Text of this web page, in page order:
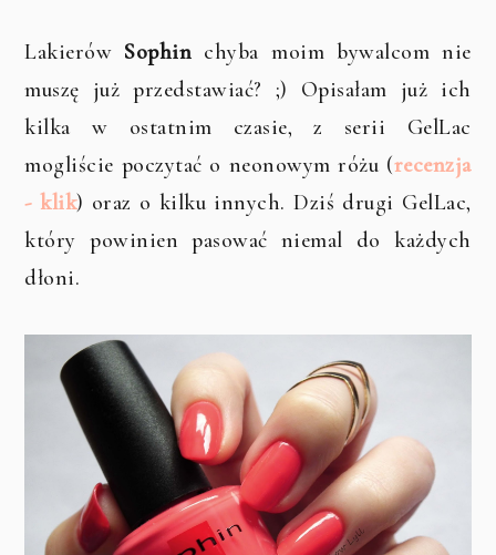
Lakierów Sophin chyba moim bywalcom nie
muszę już przedstawiać? ;) Opisałam już ich
kilka w ostatnim czasie, z serii GelLac
mogliście poczytać o neonowym różu (recenzja
- klik) oraz o kilku innych. Dziś drugi GelLac,
który powinien pasować niemal do każdych
dłoni.